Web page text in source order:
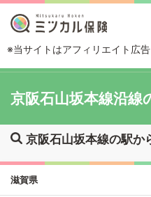
※当サイトはアフィリエイト広告
京阪石
京阪石山坂本線沿線
京阪石山坂本線の駅か
滋賀県